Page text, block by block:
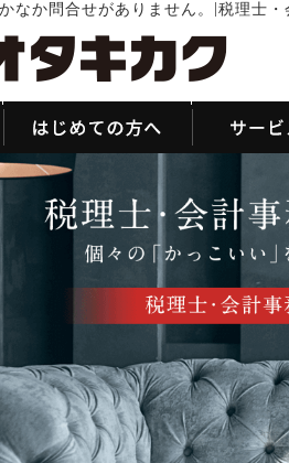
なか問合せがありません。 税理士・